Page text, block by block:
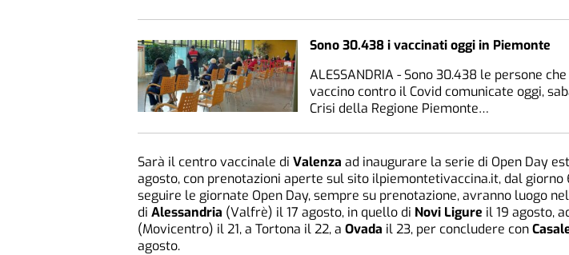
Sono 30.438 i vaccinati oggi in Piemonte
ALESSANDRIA - Sono 30.438 le persone
vaccino contro il Covid comunicate oggi,
Crisi della Regione Piemonte…
Sarà il centro vaccinale di Valenza ad inaugurare la serie di Open Day
agosto, con prenotazioni aperte sul sito ilpiemontetivaccina.it, dal giorno
seguire le giornate Open Day, sempre su prenotazione, avranno luogo
di Alessandria (Valfrè) il 17 agosto, in quello di Novi Ligure il 19 agosto,
(Movicentro) il 21, a Tortona il 22, a Ovada il 23, per concludere con
agosto.